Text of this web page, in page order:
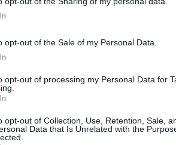
opt-out of the Sale of my Personal Data.
opt-out of processing my Personal Data for
opt-out of Collection, Use, Retention, Sale,
Data that Is Unrelated with the
όλη την Ημαθία με
και ΔΕΝ μιλάει κανείς.